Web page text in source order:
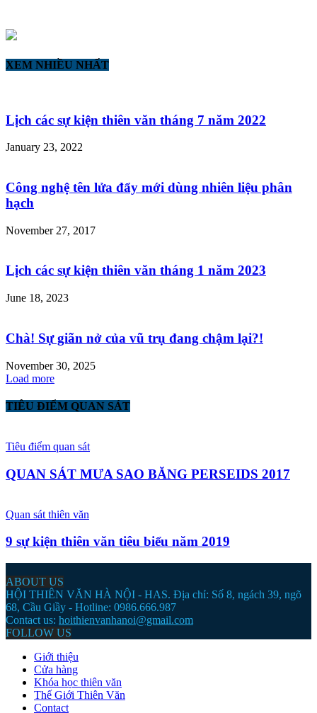
XEM NHIỀU NHẤT
Lịch các sự kiện thiên văn tháng 7 năm 2022
January 23, 2022
Công nghệ tên lửa đẩy mới dùng nhiên liệu phân
hạch
November 27, 2017
Lịch các sự kiện thiên văn tháng 1 năm 2023
June 18, 2023
Chà! Sự giãn nở của vũ trụ đang chậm lại?!
November 30, 2025
Load more
TIÊU ĐIỂM QUAN SÁT
Tiêu điểm quan sát
QUAN SÁT MƯA SAO BĂNG PERSEIDS 2017
Quan sát thiên văn
9 sự kiện thiên văn tiêu biểu năm 2019
ABOUT US
HỘI THIÊN VĂN HÀ NỘI - HAS. Địa chỉ: Số 8, ngách 39, ngõ
68, Cầu Giầy - Hotline: 0986.666.987
Contact us: hoithienvanhanoi@gmail.com
FOLLOW US
Giới thiệu
Cửa hàng
Khóa học thiên văn
Thế Giới Thiên Văn
Contact